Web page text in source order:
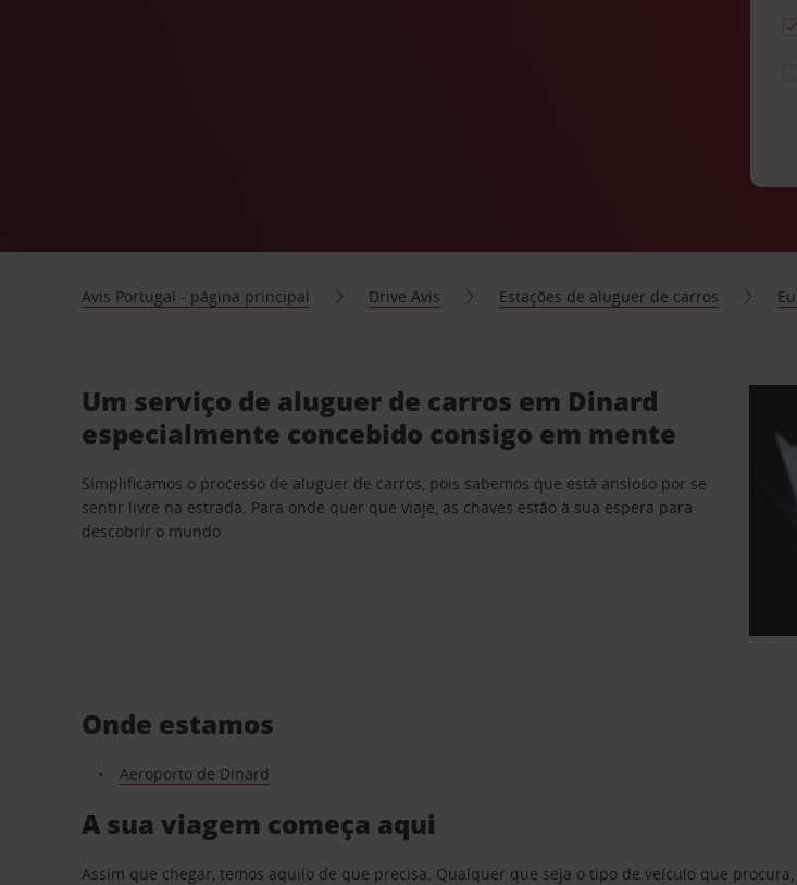
Avis Portugal - página principal Drive Avis Estações de aluguer de carros
Um serviço de aluguer de carros em Dinard
especialmente concebido consigo em mente
Simplificamos o processo de aluguer de carros, pois sabemos que está ansioso por se
sentir livre na estrada. Para onde quer que viaje, as chaves estão à sua espera para
descobrir o mundo.
Onde estamos
Aeroporto de Dinard
A sua viagem começa aqui
Assim que chegar, temos aquilo de que precisa. Qualquer que seja o tipo de veículo que